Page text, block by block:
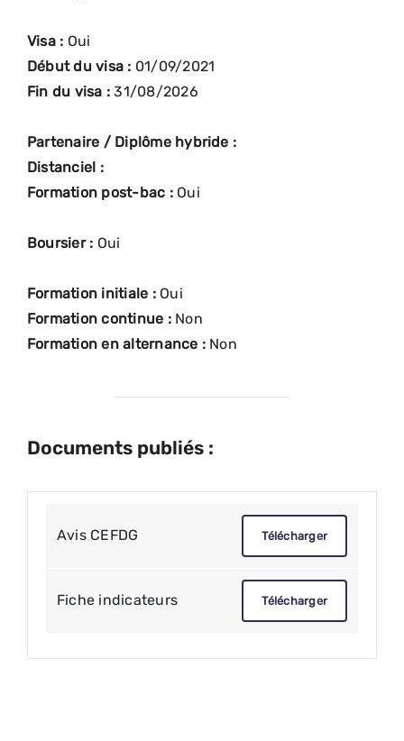
Visa : Oui
Début du visa : 01/09/2021
Fin du visa :31/08/2026
Partenaire / Diplôme hybride :
Distanciel :
Formation post-bac : Oui
Boursier : Oui
Formation initiale : Oui
Formation continue : Non
Formation en alternance : Non
Documents publiés :
Avis CEFDG Télécharger
Fiche indicateurs Télécharger